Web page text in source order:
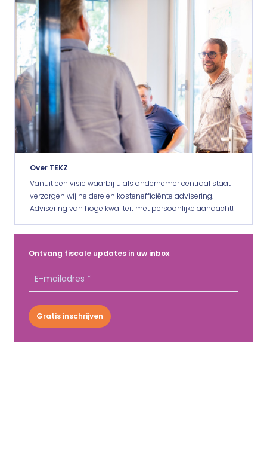
Over TEKZ
Vanuit een visie waarbij u als ondernemer centraal staat
verzorgen wij heldere en kostenefficiënte advisering.
Advisering van hoge kwaliteit met persoonlijke aandacht!
Ontvang fiscale updates in uw inbox
Gratis inschrijven